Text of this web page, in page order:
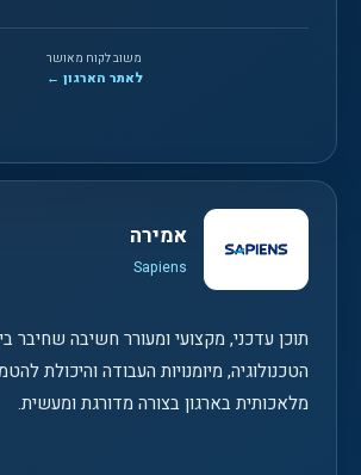
משוב לקוח מאושר
לאתר הארגון ←
אמירה
Sapiens
תוכן עדכני, מקצועי ומעורר חשיבה שחיבר
הטכנולוגיה, מיומנויות העבודה והיכולת
מלאכותית בארגון בצורה מדורגת ומעשית.